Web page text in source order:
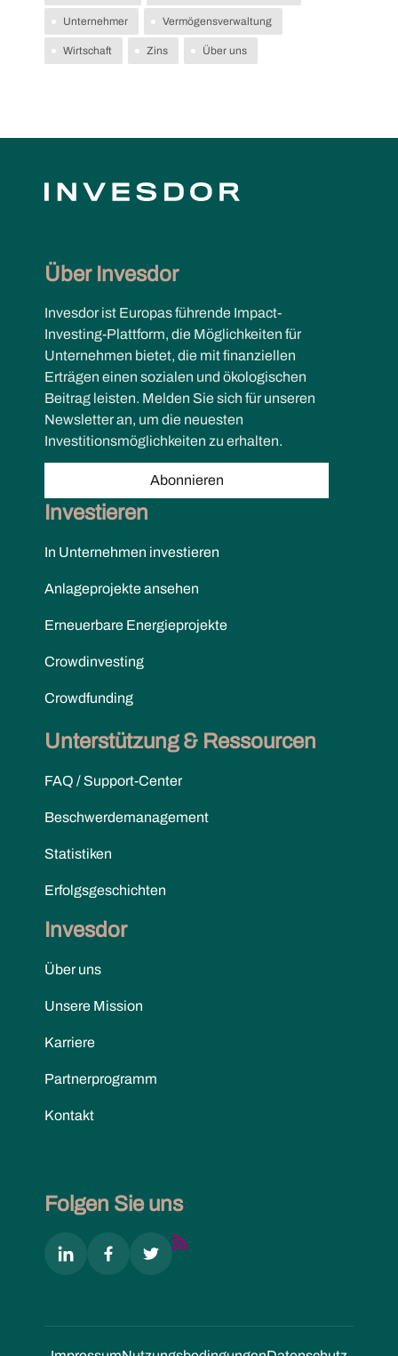
Unternehmer Vermögensverwaltung
Wirtschaft Zins Über uns
Über Invesdor
Invesdor ist Europas führende Impact-
Investing-Plattform, die Möglichkeiten für
Unternehmen bietet, die mit finanziellen
Erträgen einen sozialen und ökologischen
Beitrag leisten. Melden Sie sich für unseren
Newsletter an, um die neuesten
Investitionsmöglichkeiten zu erhalten.
Abonnieren
Investieren
In Unternehmen investieren
Anlageprojekte ansehen
Erneuerbare Energieprojekte
Crowdinvesting
Crowdfunding
Unterstützung & Ressourcen
FAQ / Support-Center
Beschwerdemanagement
Statistiken
Erfolgsgeschichten
Invesdor
Über uns
Unsere Mission
Karriere
Partnerprogramm
Kontakt
Folgen Sie uns